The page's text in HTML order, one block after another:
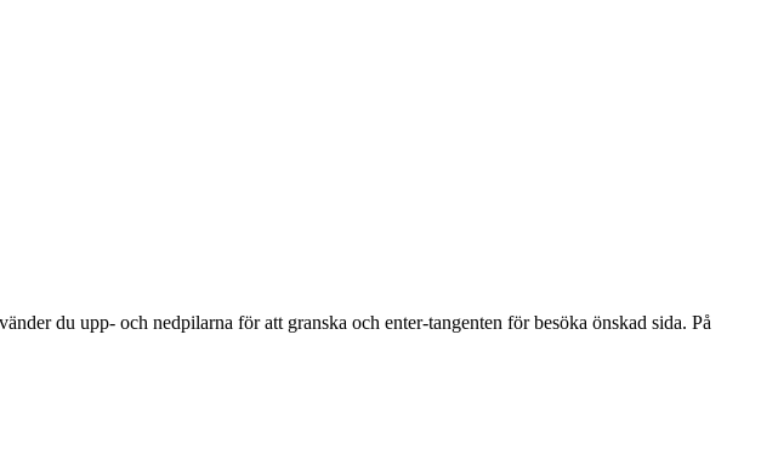
du upp- och nedpilarna för att granska och enter-tangenten för besöka önskad sida. På